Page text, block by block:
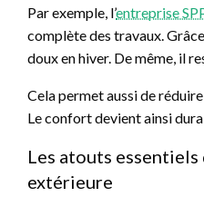
Par exemple, l’entreprise
complète des travaux.
doux en hiver. De même, il
Cela permet aussi de
Le confort devient ainsi
Les atouts
extérieure